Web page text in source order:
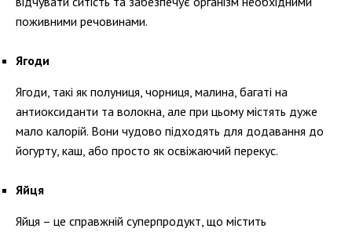
поживними речовинами.
Ягоди
Ягоди, такі як полуниця, чорниця, малина, багаті на
антиоксиданти та волокна, але при цьому містять дуже
мало калорій. Вони чудово підходять для додавання до
йогурту, каш, або просто як освіжаючий перекус.
Яйця
Яйця – це справжній суперпродукт, що містить